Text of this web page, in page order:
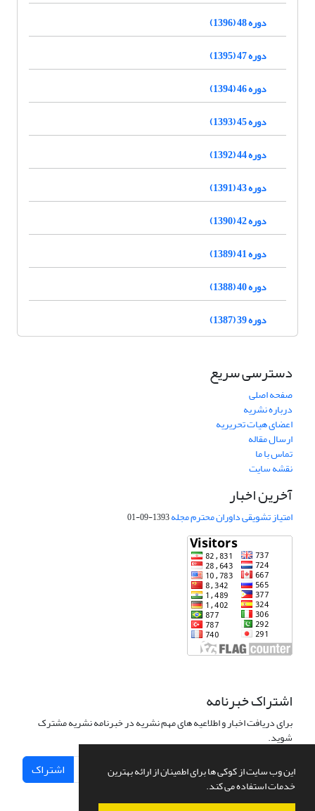
این وب سایت از کوکی ها برای اطمینان از ارائه بهترین
خدمات استفاده می کند.
دوره 48 (1396)
دوره 47 (1395)
دوره 46 (1394)
دوره 45 (1393)
دوره 44 (1392)
دوره 43 (1391)
دوره 42 (1390)
دوره 41 (1389)
دوره 40 (1388)
دوره 39 (1387)
دسترسی سریع
صفحه اصلی
درباره نشریه
اعضای هیات تحریریه
ارسال مقاله
تماس با ما
نقشه سایت
آخرین اخبار
امتیاز تشویقی داوران محترم مجله1393-09-01
اشتراک خبرنامه
برای دریافت اخبار و اطلاعیه های مهم نشریه در خبرنامه نشریه مشترک
شوید.
اشتراک